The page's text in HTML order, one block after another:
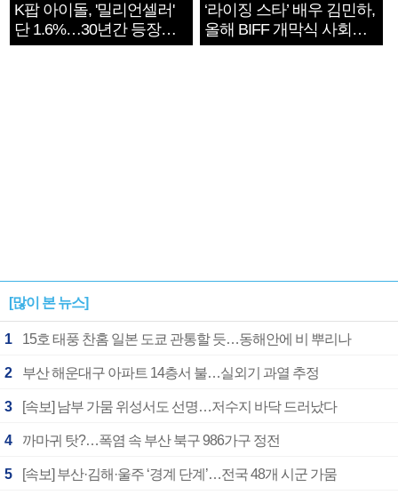
K팝 아이돌, '밀리언셀러'
단 1.6%…30년간 등장
1182개팀 전수조사
‘라이징 스타’ 배우 김민하,
올해 BIFF 개막식 사회자
확정
[많이 본 뉴스]
1 15호 태풍 찬홈 일본 도쿄 관통할 듯…동해안에 비 뿌리나
2 부산 해운대구 아파트 14층서 불…실외기 과열 추정
3 [속보] 남부 가뭄 위성서도 선명…저수지 바닥 드러났다
4 까마귀 탓?…폭염 속 부산 북구 986가구 정전
5 [속보] 부산·김해·울주 ‘경계 단계’…전국 48개 시군 가뭄